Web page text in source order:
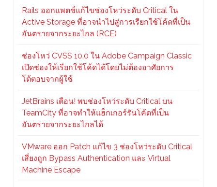
Rails ออกแพตช์แก้ไขช่องโหว่ระดับ Critical ใน
Active Storage ที่อาจนำไปสู่การเรียกใช้โค้ดที่เป็น
อันตรายจากระยะไกล (RCE)
ช่องโหว่ CVSS 10.0 ใน Adobe Campaign Classic
เปิดช่องให้เรียกใช้โค้ดได้โดยไม่ต้องอาศัยการ
โต้ตอบจากผู้ใช้
JetBrains เตือน! พบช่องโหว่ระดับ Critical บน
TeamCity ที่อาจทำให้แฮ็กเกอร์รันโค้ดที่เป็น
อันตรายจากระยะไกลได้
VMware ออก Patch แก้ไข 3 ช่องโหว่ระดับ Critical
เสี่ยงถูก Bypass Authentication และ Virtual
Machine Escape